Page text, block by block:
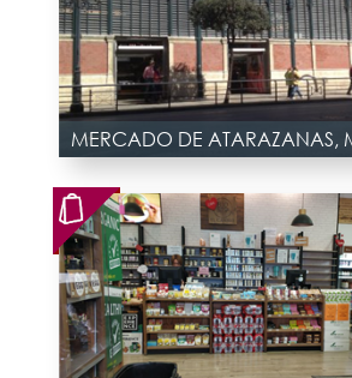
MERCADO DE ATARAZANAS,